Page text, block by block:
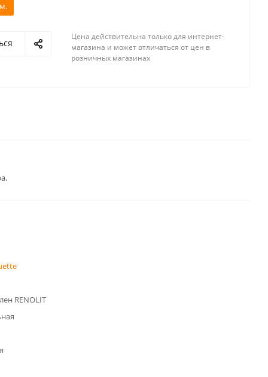
Цена действительна только для интернет-
магазина и может отличаться от цен в
розничных магазинах
RENOLIT